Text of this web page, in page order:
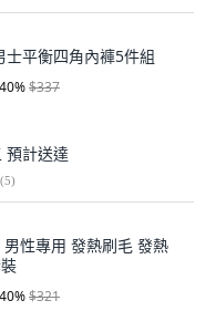
平衡四角內褲5件組
40%$337
預計送達
(5)
性專用 發熱刷毛 發熱
40%$321